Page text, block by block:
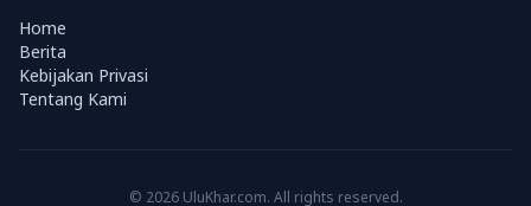
Home
Berita
Kebijakan Privasi
Tentang Kami
© 2026 UluKhar.com. All rights reserved.